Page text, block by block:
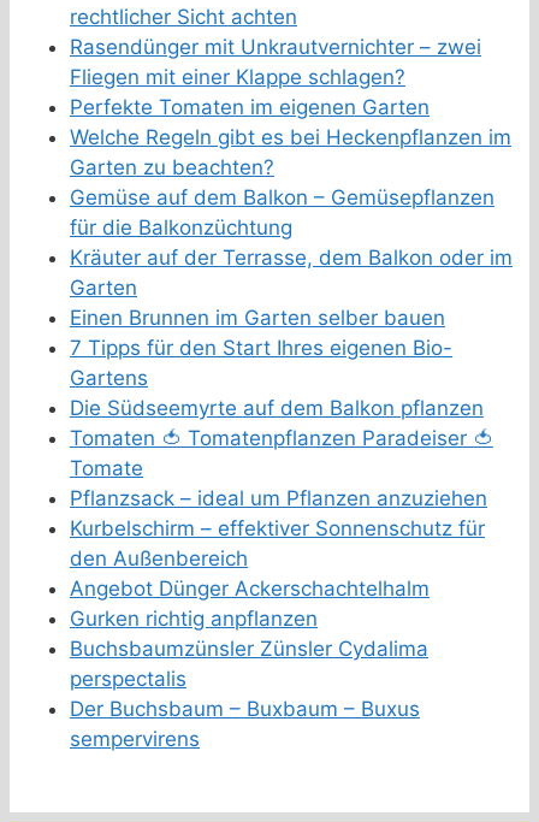
rechtlicher Sicht achten
Rasendünger mit Unkrautvernichter – zwei
Fliegen mit einer Klappe schlagen?
Perfekte Tomaten im eigenen Garten
Welche Regeln gibt es bei Heckenpflanzen im
Garten zu beachten?
Gemüse auf dem Balkon – Gemüsepflanzen
für die Balkonzüchtung
Kräuter auf der Terrasse, dem Balkon oder im
Garten
Einen Brunnen im Garten selber bauen
7 Tipps für den Start Ihres eigenen Bio-
Gartens
Die Südseemyrte auf dem Balkon pflanzen
Tomaten 🍅 Tomatenpflanzen Paradeiser 🍅
Tomate
Pflanzsack – ideal um Pflanzen anzuziehen
Kurbelschirm – effektiver Sonnenschutz für
den Außenbereich
Angebot Dünger Ackerschachtelhalm
Gurken richtig anpflanzen
Buchsbaumzünsler Zünsler Cydalima
perspectalis
Der Buchsbaum – Buxbaum – Buxus
sempervirens